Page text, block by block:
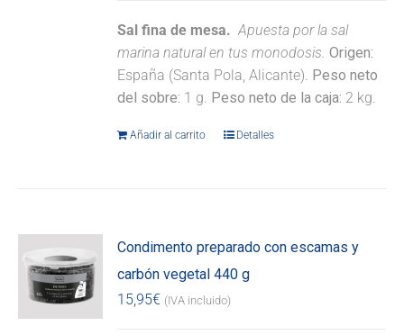
Sal fina de mesa. Apuesta por la sal
marina natural en tus monodosis. Origen:
España (Santa Pola, Alicante). Peso neto
del sobre: 1 g. Peso neto de la caja: 2 kg.
Añadir al carrito Detalles
Condimento preparado con escamas y
carbón vegetal 440 g
15,95€ (IVA incluido)